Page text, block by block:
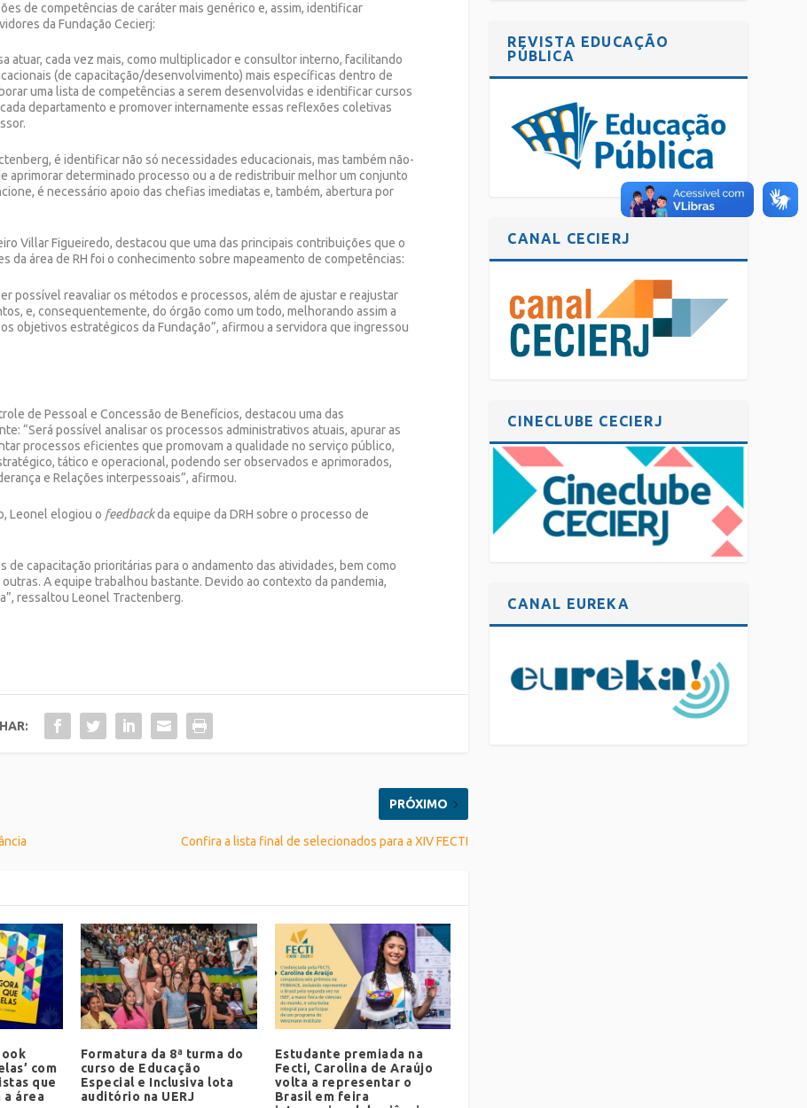
de competências de caráter mais genérico e, assim, identificar
da Fundação Cecierj:
atuar, cada vez mais, como multiplicador e consultor interno, facilitando
(de capacitação/desenvolvimento) mais específicas dentro de
uma lista de competências a serem desenvolvidas e identificar cursos
departamento e promover internamente essas reflexões coletivas
é identificar não só necessidades educacionais, mas também não-
aprimorar determinado processo ou a de redistribuir melhor um conjunto
é necessário apoio das chefias imediatas e, também, abertura por
Villar Figueiredo, destacou que uma das principais contribuições que o
área de RH foi o conhecimento sobre mapeamento de competências:
possível reavaliar os métodos e processos, além de ajustar e reajustar
e, consequentemente, do órgão como um todo, melhorando assim a
objetivos estratégicos da Fundação”, afirmou a servidora que ingressou
de Pessoal e Concessão de Benefícios, destacou uma das
“Será possível analisar os processos administrativos atuais, apurar as
processos eficientes que promovam a qualidade no serviço público,
tático e operacional, podendo ser observados e aprimorados,
e Relações interpessoais”, afirmou.
Leonel elogiou o feedbackda equipe da DRH sobre o processo de
capacitação prioritárias para o andamento das atividades, bem como
A equipe trabalhou bastante. Devido ao contexto da pandemia,
ressaltou Leonel Tractenberg.
PRÓXIMO
Confira a lista final de selecionados para a XIV FECTI
com
que
a área
Formatura da 8ª turma do
curso de Educação
Especial e Inclusiva lota
auditório na UERJ
Estudante premiada na
Fecti, Carolina de Araújo
volta a representar o
Brasil em feira
REVISTA EDUCAÇÃO
PÚBLICA
CANAL CECIERJ
CINECLUBE CECIERJ
CANAL EUREKA